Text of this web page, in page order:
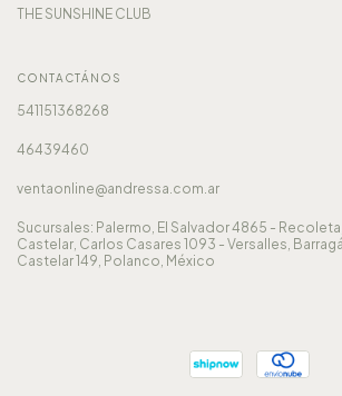
THE SUNSHINE CLUB
CONTACTÁNOS
541151368268
46439460
ventaonline@andressa.com.ar
Sucursales: Palermo, El Salvador 4865 -
Castelar, Carlos Casares 1093 - Versalles,
Castelar 149, Polanco, México